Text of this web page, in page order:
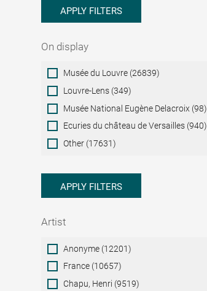
APPLY FILTERS
On display
On
display
Musée du Louvre (26839)
Louvre-Lens (349)
Musée National Eugène Delacroix (98)
Ecuries du château de Versailles (940)
Other (17631)
APPLY FILTERS
Artist
ArtistAnonyme (12201)
France (10657)
Chapu, Henri (9519)